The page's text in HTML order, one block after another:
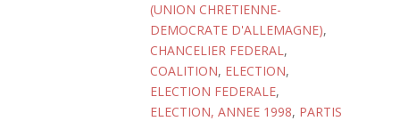
(UNION CHRETIENNE-
DEMOCRATE D'ALLEMAGNE),
CHANCELIER FEDERAL,
COALITION, ELECTION,
ELECTION FEDERALE,
ELECTION, ANNEE 1998, PARTIS